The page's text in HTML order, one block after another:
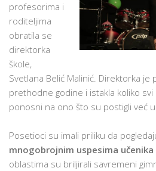
profesorima i
roditeljima
obratila se
direktorka
škole,
Svetlana Belić Malinić. Direktorka je
prethodne godine i istakla koliko
ponosni na ono što su postigli već u
Posetioci su imali priliku da
mnogobrojnim uspesima učenika
oblastima su briljirali savremeni